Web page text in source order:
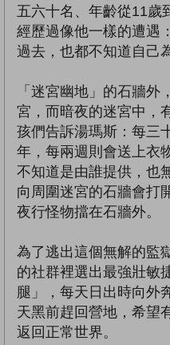
五六十名、年齡從11歲
經歷過像他一樣的遭遇
過去，也都不知道自己
「迷宮幽地」的石牆外
宮，而暗夜的迷宮中，
孩們告訴湯瑪斯：每三
年，每兩週則會送上衣
不知道是由誰提供，也
向周圍迷宮的石牆會打
夜行怪物擋在石牆外。
為了逃出這個無解的監
的社群裡選出最強壯敏
腿」，每天日出時向外
天黑前趕回營地，希望
返回正常世界。